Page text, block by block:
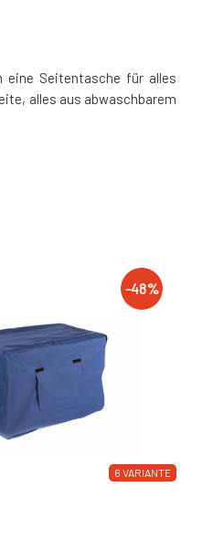
eine Seitentasche für alles
alles aus abwaschbarem
6 VARIANTE
-48%